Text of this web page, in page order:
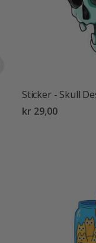
Sticker - Skull
kr 29,00